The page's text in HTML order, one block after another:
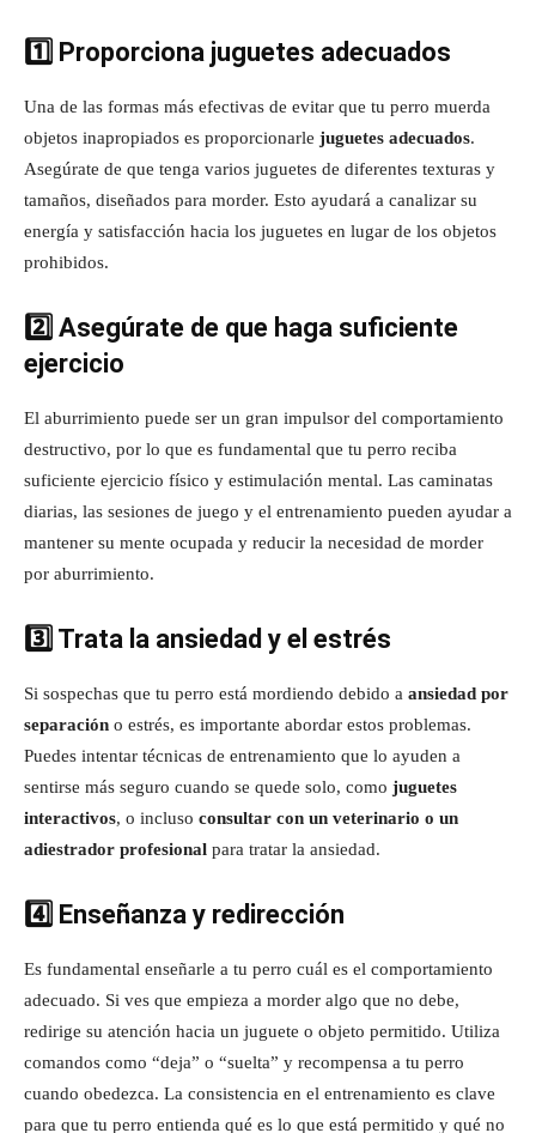
1️⃣ Proporciona juguetes adecuados
Una de las formas más efectivas de evitar que tu perro muerda
objetos inapropiados es proporcionarle juguetes adecuados.
Asegúrate de que tenga varios juguetes de diferentes texturas y
tamaños, diseñados para morder. Esto ayudará a canalizar su
energía y satisfacción hacia los juguetes en lugar de los objetos
prohibidos.
2️⃣ Asegúrate de que haga suficiente
ejercicio
El aburrimiento puede ser un gran impulsor del comportamiento
destructivo, por lo que es fundamental que tu perro reciba
suficiente ejercicio físico y estimulación mental. Las caminatas
diarias, las sesiones de juego y el entrenamiento pueden ayudar a
mantener su mente ocupada y reducir la necesidad de morder
por aburrimiento.
3️⃣ Trata la ansiedad y el estrés
Si sospechas que tu perro está mordiendo debido a ansiedad por
separación o estrés, es importante abordar estos problemas.
Puedes intentar técnicas de entrenamiento que lo ayuden a
sentirse más seguro cuando se quede solo, como juguetes
interactivos, o incluso consultar con un veterinario o un
adiestrador profesional para tratar la ansiedad.
4️⃣ Enseñanza y redirección
Es fundamental enseñarle a tu perro cuál es el comportamiento
adecuado. Si ves que empieza a morder algo que no debe,
redirige su atención hacia un juguete o objeto permitido. Utiliza
comandos como “deja” o “suelta” y recompensa a tu perro
cuando obedezca. La consistencia en el entrenamiento es clave
para que tu perro entienda qué es lo que está permitido y qué no